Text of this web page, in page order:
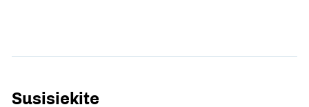
Susisiekite